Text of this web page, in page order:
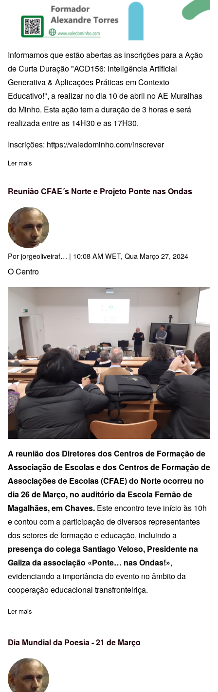
Informamos que estão abertas as inscrições para a Ação
de Curta Duração "ACD156: Inteligência Artificial
Generativa & Aplicações Práticas em Contexto
Educativo!", a realizar no dia 10 de abril no AE Muralhas
do Minho. Esta ação tem a duração de 3 horas e será
realizada entre as 14H30 e as 17H30.
Inscrições: https://valedominho.com/inscrever
Ler mais
Reunião CFAE´s Norte e Projeto Ponte nas Ondas
Porjorgeoliveiraf… | 10:08 AM WET, Qua Março 27, 2024
O Centro
A reunião dos Diretores dos Centros de Formação de
Associação de Escolas e dos Centros de Formação de
Associações de Escolas (CFAE) do Norte ocorreu no
dia 26 de Março, no auditório da Escola Fernão de
Magalhães, em Chaves. Este encontro teve início às 10h
e contou com a participação de diversos representantes
dos setores de formação e educação, incluindo a
presença do colega Santiago Veloso, Presidente na
Galiza da associação «Ponte… nas Ondas!»,
evidenciando a importância do evento no âmbito da
cooperação educacional transfronteiriça.
Ler mais
Dia Mundial da Poesia - 21 de Março